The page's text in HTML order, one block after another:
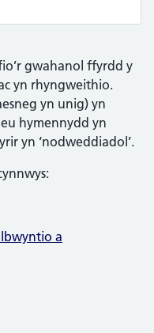
gwahanol ffyrdd y
yn rhyngweithio.
yn unig) yn
hymennydd yn
yn ‘nodweddiadol’.
a